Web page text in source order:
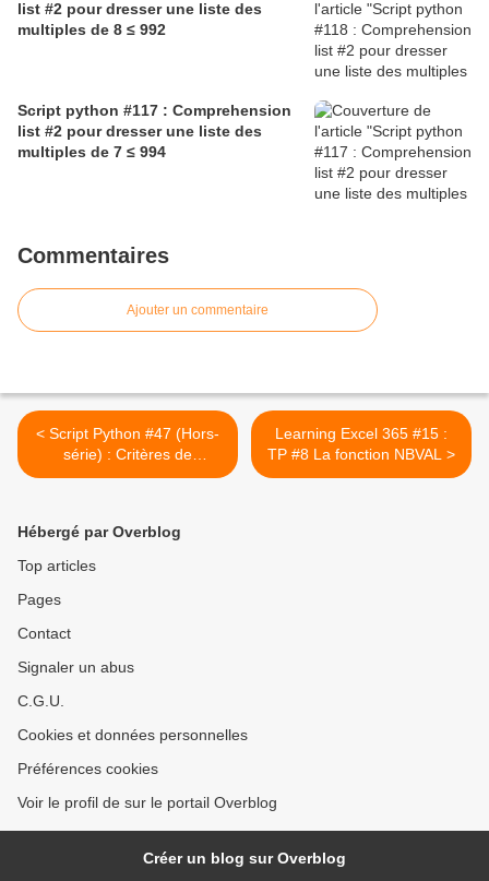
list #2 pour dresser une liste des
multiples de 8 ≤ 992
Script python #117 : Comprehension
list #2 pour dresser une liste des
multiples de 7 ≤ 994
Commentaires
Ajouter un commentaire
< Script Python #47 (Hors-
série) : Critères de
divisibilité par 12 (version 2)
Learning Excel 365 #15 :
TP #8 La fonction NBVAL >
Hébergé par Overblog
Top articles
Pages
Contact
Signaler un abus
C.G.U.
Cookies et données personnelles
Préférences cookies
Voir le profil de sur le portail Overblog
Créer un blog sur Overblog